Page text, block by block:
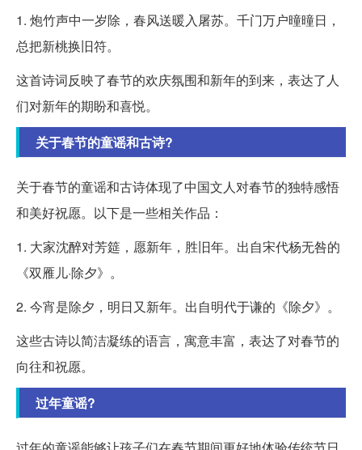
1. 炮竹声中一岁除，春风送暖入屠苏。千门万户曈曈日，
总把新桃换旧符。
这首诗词反映了春节的欢庆氛围和新年的到来，表达了人
们对新年的期盼和喜悦。
关于春节的童谣和古诗?
关于春节的童谣和古诗体现了中国文人对春节的独特感悟
和美好祝愿。以下是一些相关作品：
1. 大家沈醉对芳筵，愿新年，胜旧年。出自宋代杨无咎的
《双雁儿·除夕》。
2. 今宵是除夕，明日又新年。出自明代于谦的《除夕》。
这些古诗以简洁凝练的语言，寓意丰富，表达了对春节的
向往和祝愿。
过年童谣?